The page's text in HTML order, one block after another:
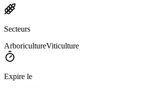
Secteurs
ArboricultureViticulture
Expire le